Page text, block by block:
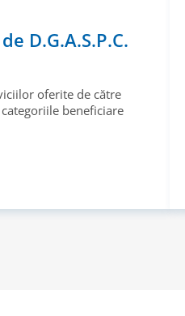
D.G.A.S.P.C.
oferite de către
categoriile beneficiare